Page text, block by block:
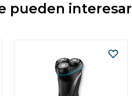
pueden interesar